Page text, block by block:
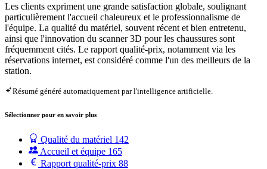
Les clients expriment une grande satisfaction globale, soulignant
particulièrement l'accueil chaleureux et le professionnalisme de
l'équipe. La qualité du matériel, souvent récent et bien entretenu,
ainsi que l'innovation du scanner 3D pour les chaussures sont
fréquemment cités. Le rapport qualité-prix, notamment via les
réservations internet, est considéré comme l'un des meilleurs de la
station.
Résumé généré automatiquement par l'intelligence artificielle.
Sélectionner pour en savoir plus
Qualité du matériel 142
Accueil et équipe 165
Rapport qualité-prix 88